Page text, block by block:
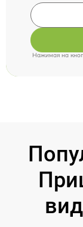
Нажимая на